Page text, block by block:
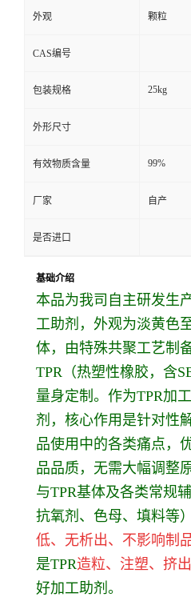
外观 颗粒
CAS编号
包装规格 25kg
外形尺寸
有效物质含量 99%
厂家 自产
是否进口
基础介绍
本品为我司自主研发生
工助剂，外观为淡黄色
体，由特殊共聚工艺制
TPR（热塑性橡胶，含
量身定制。作为TPR加
剂，核心作用是针对性
品使用中的各类痛点，
品品质，无需大幅调整
与TPR基体及各类常规
抗氧剂、色母、填料等）
低、无析出、不影响制
是TPR造粒、注塑、挤
好加工助剂。